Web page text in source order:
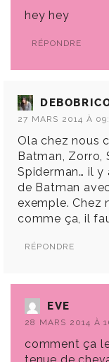
hey hey
RÉPONDRE
27 MARS 2014 À
Ola chez nous
Batman, Zorro,
Spiderman… il y
de Batman
exemple. Chez
comme ça, il
RÉPONDRE
EVE
28 MARS 2014 À
comment ça